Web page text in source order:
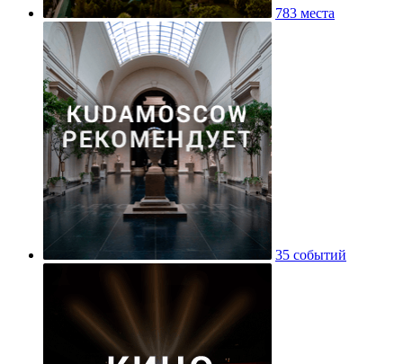
783 места
35 событий